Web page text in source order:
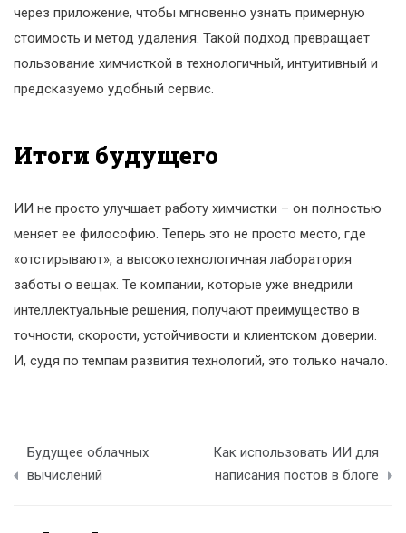
через приложение, чтобы мгновенно узнать примерную
стоимость и метод удаления. Такой подход превращает
пользование химчисткой в технологичный, интуитивный и
предсказуемо удобный сервис.
Итоги будущего
ИИ не просто улучшает работу химчистки – он полностью
меняет ее философию. Теперь это не просто место, где
«отстирывают», а высокотехнологичная лаборатория
заботы о вещах. Те компании, которые уже внедрили
интеллектуальные решения, получают преимущество в
точности, скорости, устойчивости и клиентском доверии.
И, судя по темпам развития технологий, это только начало.
Навигация
по
Будущее облачных
вычислений
Как использовать ИИ для
написания постов в блоге